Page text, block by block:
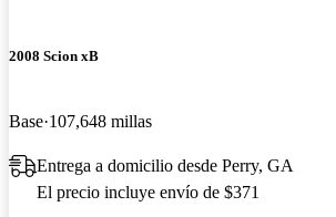
2008 Scion xB
Base 107,648 millas
Entrega a domicilio desde Perry, GA
El precio incluye envío de $371